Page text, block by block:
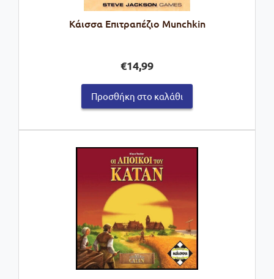
Κάισσα Επιτραπέζιο Munchkin
€14,99
Προσθήκη στο καλάθι